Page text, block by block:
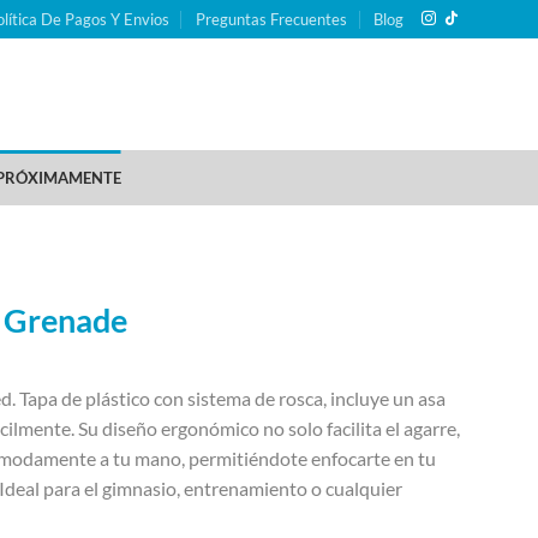
De Pagos Y Envios Preguntas Frecuentes Blog
Tapa de plástico con sistema de rosca, incluye un asa
Su diseño ergonómico no solo facilita el agarre,
a tu mano, permitiéndote enfocarte en tu
para el gimnasio, entrenamiento o cualquier